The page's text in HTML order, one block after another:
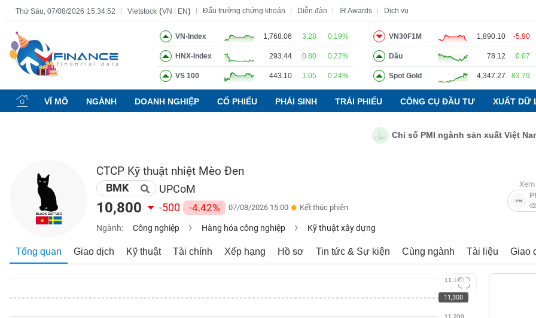
Thứ Sáu, 07/08/2026 15:34:53 Vietstock (VN EN) Đấu trường chứng khoán Diễn đàn IR Awards Dịch vụ
VN-Index 1,768.06 3.28 0.19%
HNX-Index 293.44 0.80 0.27%
VS 100 443.10 1.05 0.24%
VN30F1M 1,890.10 -5.90
Dầu 78.12 0.07
Spot Gold 4,347.27 83.79
VĨ MÔ NGÀNH DOANH NGHIỆP CỔ PHIẾU PHÁI SINH TRÁI PHIẾU CÔNG CỤ ĐẦU TƯ XUẤT DỮ
Chỉ số PMI ngành sản xuất Việt Nam
CTCP Kỹ thuật nhiệt Mèo Đen
BMK UPCoM
10,800 -500 -4.42% 07/08/2026 15:00 Kết thúc phiên
Ngành: Công nghiệp Hàng hóa công nghiệp Kỹ thuật xây dựng
Tổng quan Giao dịch Kỹ thuật Tài chính Xếp hạng Hồ sơ Tin tức & Sự kiện Cùng ngành Tài liệu Giao
11,200
11,400
11,300
Tất cả Tính năng Ngành Mã chứng khoán Lãnh đạo Báo cáo phân tích Thuật ngữ
Tính
năng
(-)
CHỨNG
KHOÁN
NGHIỆP